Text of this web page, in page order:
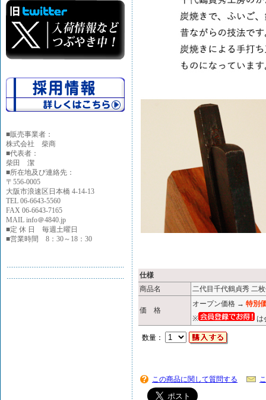
■販売事業者：
株式会社 柴商
■代表者：
柴田 潔
■所在地及び連絡先：
〒556-0005
大阪市浪速区日本橋 4-14-13
TEL 06-6643-5560
FAX 06-6643-7165
MAIL info＠4840.jp
■定 休 日 毎週土曜日
■営業時間 8：30～18：30
仕様
商品名
二代目千代鶴貞秀 二
価 格
オープン価格 → 特別
※
は
数量：
この商品に関して質問する